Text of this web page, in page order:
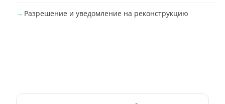
Разрешение и уведомление на реконструкцию